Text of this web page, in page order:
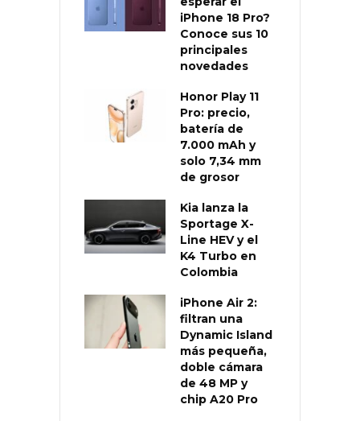
iPhone 18 Pro?
Conoce sus 10
principales
novedades
Honor Play 11
Pro: precio,
batería de
7.000 mAh y
solo 7,34 mm
de grosor
Kia lanza la
Sportage X-
Line HEV y el
K4 Turbo en
Colombia
iPhone Air 2:
filtran una
Dynamic Island
más pequeña,
doble cámara
de 48 MP y
chip A20 Pro